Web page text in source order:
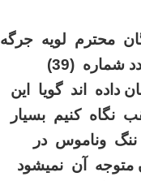
محترم لویه جرگه
از پذیرفتن عدد شماره (39)
اند گویا این
کنیم بسیار
وناموس در
متوجه آن نمیشود